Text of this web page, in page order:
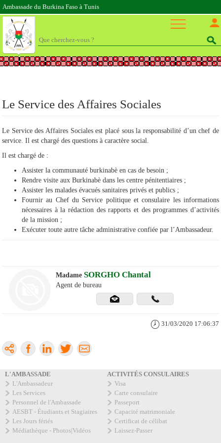
Ambassade du Burkina Faso à Tunis
Le Service des Affaires Sociales
Le Service des Affaires Sociales est placé sous la responsabilité d’un chef de
service. Il est chargé des questions à caractère social.
Il est chargé de :
Assister la communauté burkinabè en cas de besoin ;
Rendre visite aux Burkinabè dans les centre pénitentiaires ;
Assister les malades évacués sanitaires privés et publics ;
Fournir au Chef du Service politique et consulaire les informations
nécessaires à la rédaction des rapports et des programmes d’activités
de la mission ;
Exécuter toute autre tâche administrative confiée par l’Ambassadeur.
Madame SORGHO Chantal
Agent de bureau
31/03/2020 17:06:37
L'AMBASSADE
L'Ambassadeur
Les Services
Personnel de l'Ambassade
AESBT - Étudiants et Stagiaires
Les Jours fériés
Médiathèque - Photos|Vidéos
ACTIVITÉS CONSULAIRES
Visa
Carte consulaire
Passeport
Capacité matrimoniale
Certificat de célibat
Laissez-Passer